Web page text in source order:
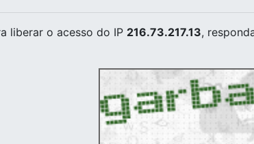
liberar o acesso do IP 216.73.217.13,